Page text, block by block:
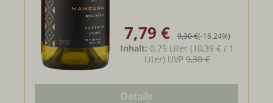
Verkaufspreis:
7,79 € Regulärer Preis:
9,30 €(-16.24%)
Inhalt: 0.75 Liter(10,39 € / 1
Liter) UVP9,30 €
Details